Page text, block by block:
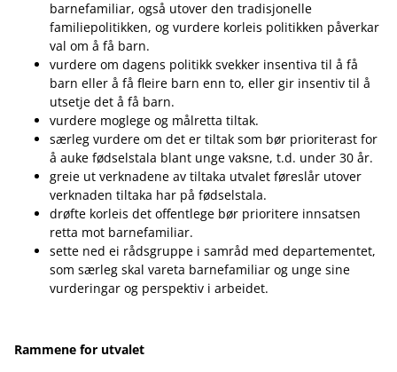
barnefamiliar, også utover den tradisjonelle
familiepolitikken, og vurdere korleis politikken påverkar
val om å få barn.
vurdere om dagens politikk svekker insentiva til å få
barn eller å få fleire barn enn to, eller gir insentiv til å
utsetje det å få barn.
vurdere moglege og målretta tiltak.
særleg vurdere om det er tiltak som bør prioriterast for
å auke fødselstala blant unge vaksne, t.d. under 30 år.
greie ut verknadene av tiltaka utvalet føreslår utover
verknaden tiltaka har på fødselstala.
drøfte korleis det offentlege bør prioritere innsatsen
retta mot barnefamiliar.
sette ned ei rådsgruppe i samråd med departementet,
som særleg skal vareta barnefamiliar og unge sine
vurderingar og perspektiv i arbeidet.
Rammene for utvalet